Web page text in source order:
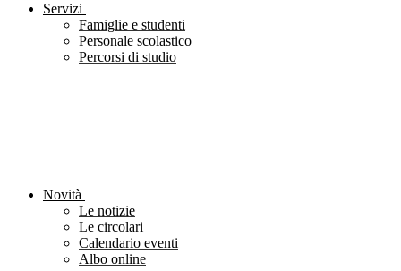
Servizi
Famiglie e studenti
Personale scolastico
Percorsi di studio
Novità
Le notizie
Le circolari
Calendario eventi
Albo online